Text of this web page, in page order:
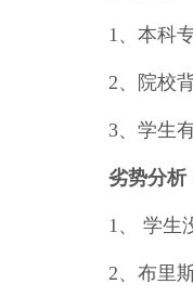
1、本科
2、院校
3、学生
劣势分析
1、 学生
2、布里